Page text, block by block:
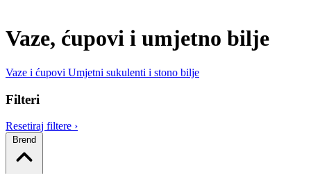
Vaze, ćupovi i umjetno bilje
Vaze i ćupovi Umjetni sukulenti i stono bilje
Filteri
Resetiraj filtere ›
Brend